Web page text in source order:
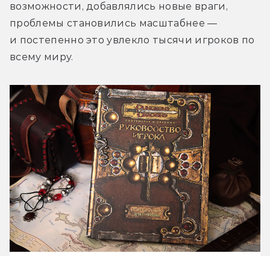
возможности, добавлялись новые враги,
проблемы становились масштабнее —
и постепенно это увлекло тысячи игроков по
всему миру.